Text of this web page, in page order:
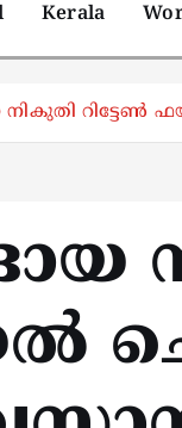
Kerala
റിട്ടേൺ